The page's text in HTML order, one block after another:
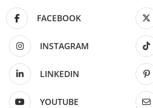
FACEBOOK
INSTAGRAM
LINKEDIN
YOUTUBE